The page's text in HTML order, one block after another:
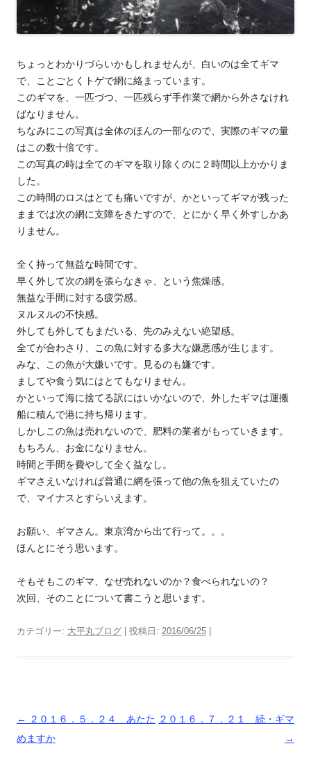
ちょっとわかりづらいかもしれませんが、白いのは全てギマ
で、ことごとくトゲで網に絡まっています。
このギマを、一匹づつ、一匹残らず手作業で網から外さなけれ
ばなりません。
ちなみにこの写真は全体のほんの一部なので、実際のギマの量
はこの数十倍です。
この写真の時は全てのギマを取り除くのに２時間以上かかりま
した。
この時間のロスはとても痛いですが、かといってギマが残った
ままでは次の網に支障をきたすので、とにかく早く外すしかあ
りません。
全く持って無益な時間です。
早く外して次の網を張らなきゃ、という焦燥感。
無益な手間に対する疲労感。
ヌルヌルの不快感。
外しても外してもまだいる、先のみえない絶望感。
全てが合わさり、この魚に対する多大な嫌悪感が生じます。
みな、この魚が大嫌いです。見るのも嫌です。
ましてや食う気にはとてもなりません。
かといって海に捨てる訳にはいかないので、外したギマは運搬
船に積んで港に持ち帰ります。
しかしこの魚は売れないので、肥料の業者がもっていきます。
もちろん、お金になりません。
時間と手間を費やして全く益なし。
ギマさえいなければ普通に網を張って他の魚を狙えていたの
で、マイナスとすらいえます。
お願い、ギマさん。東京湾から出て行って。。。
ほんとにそう思います。
そもそもこのギマ、なぜ売れないのか？食べられないの？
次回、そのことについて書こうと思います。
カテゴリー: 大平丸ブログ | 投稿日: 2016/06/25
投
稿
← ２０１６．５．２４ あたた
めますか
２０１６．７．２１ 続・ギマ
→